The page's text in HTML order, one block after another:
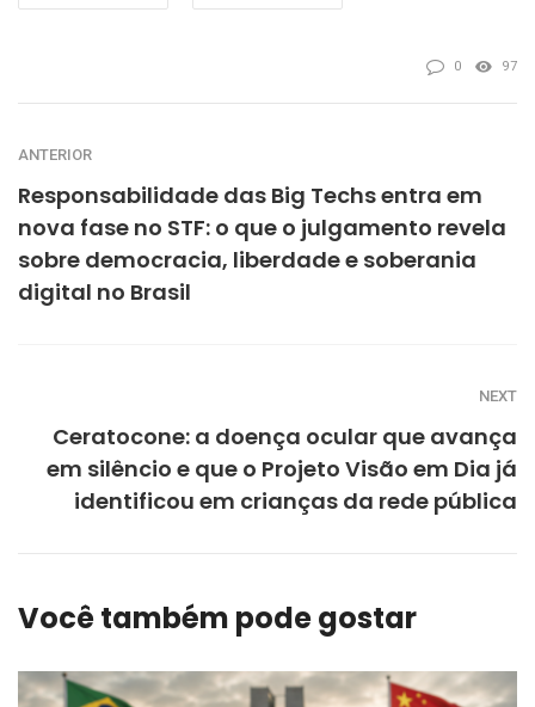
0 97
ANTERIOR
Responsabilidade das Big Techs entra em
nova fase no STF: o que o julgamento revela
sobre democracia, liberdade e soberania
digital no Brasil
NEXT
Ceratocone: a doença ocular que avança
em silêncio e que o Projeto Visão em Dia já
identificou em crianças da rede pública
Você também pode gostar